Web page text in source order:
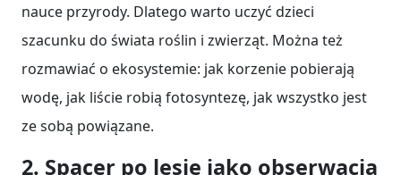
nauce przyrody. Dlatego warto uczyć dzieci
szacunku do świata roślin i zwierząt. Można też
rozmawiać o ekosystemie: jak korzenie pobierają
wodę, jak liście robią fotosyntezę, jak wszystko jest
ze sobą powiązane.
2. Spacer po lesie jako obserwacja